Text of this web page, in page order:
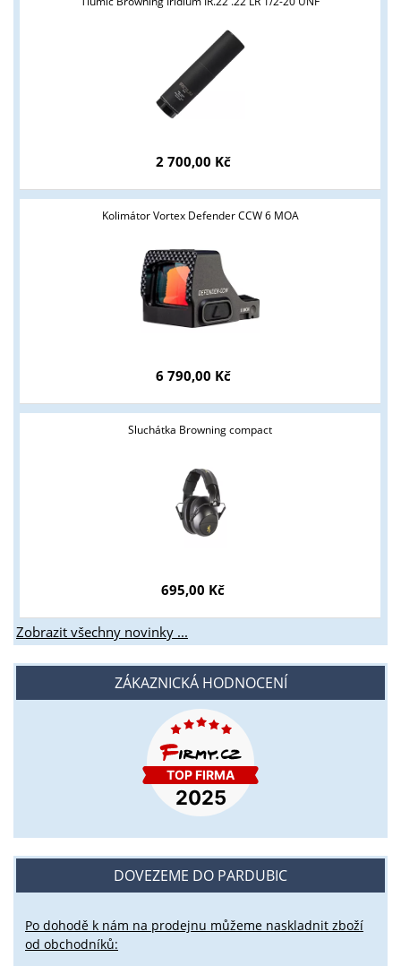
2 700,00 Kč
Kolimátor Vortex Defender CCW 6 MOA
6 790,00 Kč
Sluchátka Browning compact
695,00 Kč
Zobrazit všechny novinky ...
ZÁKAZNICKÁ HODNOCENÍ
DOVEZEME DO PARDUBIC
Po dohodě k nám na prodejnu můžeme naskladnit zboží
od obchodníků:
ANO NE